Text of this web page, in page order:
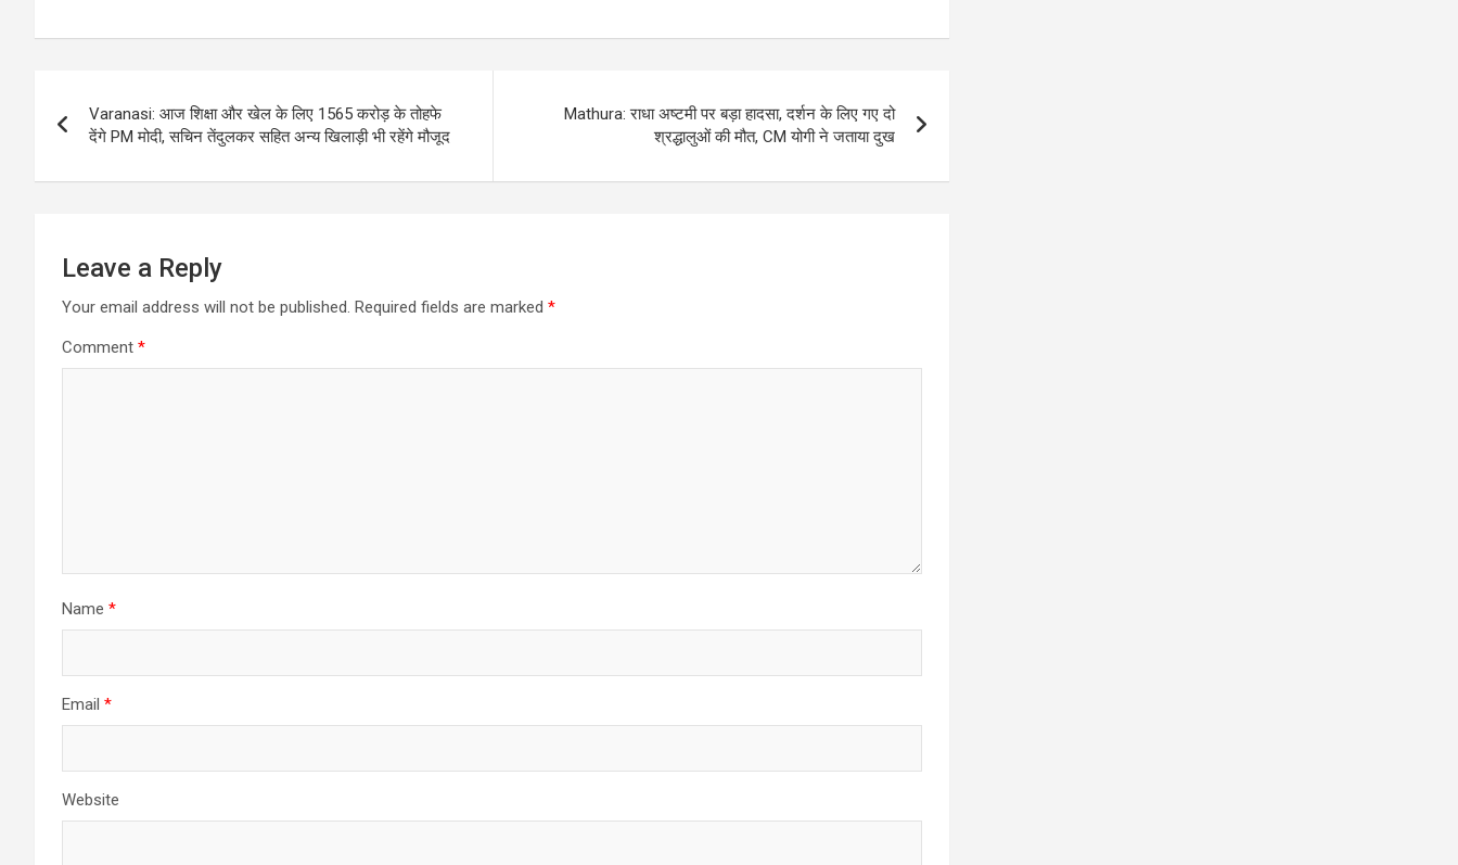
navigation
Varanasi: आज शिक्षा और खेल के लिए 1565 करोड़ के तोहफे
देंगे PM मोदी, सचिन तेंदुलकर सहित अन्य खिलाड़ी भी रहेंगे मौजूद
Mathura: राधा अष्टमी पर बड़ा हादसा, दर्शन के लिए गए दो
श्रद्धालुओं की मौत, CM योगी ने जताया दुख
Leave a Reply
Your email address will not be published. Required fields are marked *
Comment *
Name *
Email *
Website